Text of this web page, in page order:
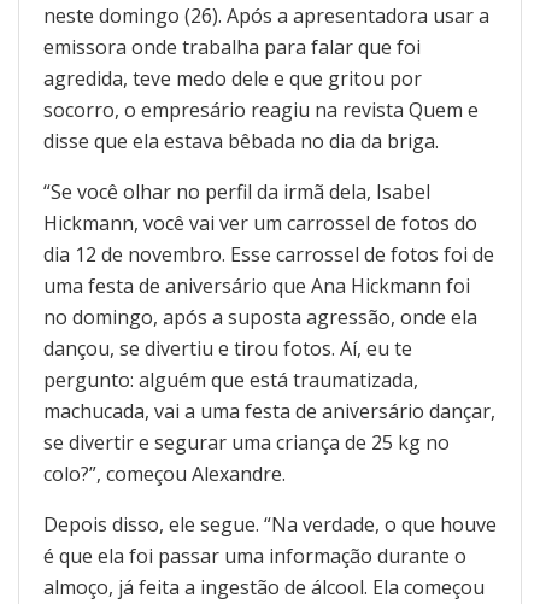
neste domingo (26). Após a apresentadora usar a
emissora onde trabalha para falar que foi
agredida, teve medo dele e que gritou por
socorro, o empresário reagiu na revista Quem e
disse que ela estava bêbada no dia da briga.
“Se você olhar no perfil da irmã dela, Isabel
Hickmann, você vai ver um carrossel de fotos do
dia 12 de novembro. Esse carrossel de fotos foi de
uma festa de aniversário que Ana Hickmann foi
no domingo, após a suposta agressão, onde ela
dançou, se divertiu e tirou fotos. Aí, eu te
pergunto: alguém que está traumatizada,
machucada, vai a uma festa de aniversário dançar,
se divertir e segurar uma criança de 25 kg no
colo?”, começou Alexandre.
Depois disso, ele segue. “Na verdade, o que houve
é que ela foi passar uma informação durante o
almoço, já feita a ingestão de álcool. Ela começou